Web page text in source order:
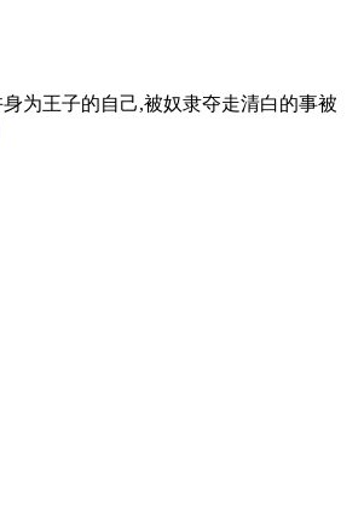
为王子的自己,被奴隶夺走清白的事被